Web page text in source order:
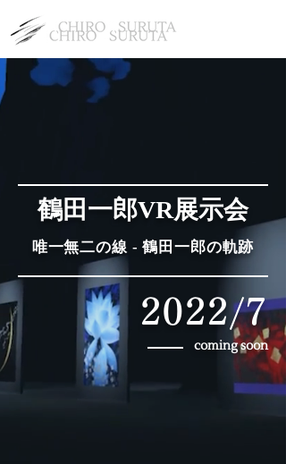
鶴田一郎VR展示会
唯一無二の線 - 鶴田一郎の軌跡
2022/7
coming soon